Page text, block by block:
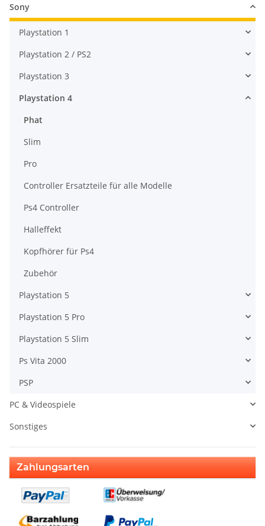
Sony
Playstation 1
Playstation 2 / PS2
Playstation 3
Playstation 4
Phat
Slim
Pro
Controller Ersatzteile für alle Modelle
Ps4 Controller
Halleffekt
Kopfhörer für Ps4
Zubehör
Playstation 5
Playstation 5 Pro
Playstation 5 Slim
Ps Vita 2000
PSP
PC & Videospiele
Sonstiges
Zahlungsarten